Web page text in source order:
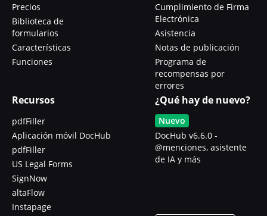
Precios
Biblioteca de
formularios
Características
Funciones
Cumplimiento de Firma
Electrónica
Asistencia
Notas de publicación
Programa de
recompensas por
errores
Recursos
pdfFiller
Aplicación móvil DocHub
pdfFiller
US Legal Forms
SignNow
altaFlow
Instapage
¿Qué hay de nuevo?
Nuevo
DocHub v6.6.0 -
@menciones, asistente
de IA y más